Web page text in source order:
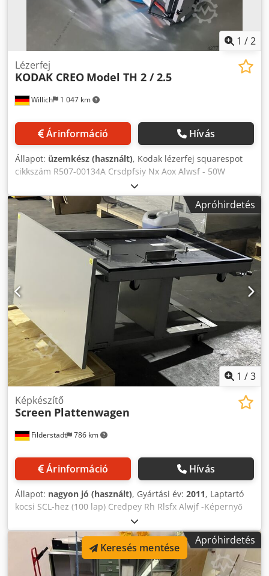
1 /2
Willich 1 047 km
Lézerfej
KODAK CREO Model TH 2 / 2.5
Árinformáció Hívás
Állapot: üzemkész (használt), Kodak lézerfej squarespot
cikkszám R507-00134A Crsdpfsiy Nx Aox Alwsf - 50W
Apróhirdetés
1 /3
Filderstadt 786 km
Képkészítő
Screen Plattenwagen
Árinformáció Hívás
Állapot: nagyon jó (használt), Gyártási év: 2011, Laptartó
kocsi SCL-hez (100 lap) Credpey Rh Rlsfx Alwjf -Képernyő
Apróhirdetés
Keresés mentése